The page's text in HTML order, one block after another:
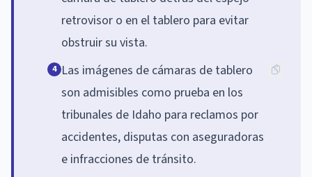
retrovisor o en el tablero para evitar
obstruir su vista.
4 Las imágenes de cámaras de tablero
son admisibles como prueba en los
tribunales de Idaho para reclamos por
accidentes, disputas con aseguradoras
e infracciones de tránsito.